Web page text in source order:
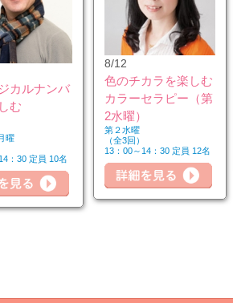
カルナンバ
む
曜
：30 定員 10名
8/12
色のチカラを楽しむ
カラーセラピー（第
2水曜）
第２水曜
（全3回）
13：00～14：30 定員 12名
詳細を見る